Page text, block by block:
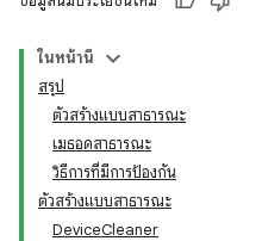
ในหน้านี้
สรุป
ตัวสร้างแบบสาธารณะ
เมธอดสาธารณะ
วิธีการที่มีการป้องกัน
ตัวสร้างแบบสาธารณะ
DeviceCleaner